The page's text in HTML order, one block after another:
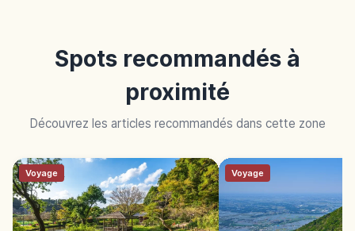
Spots recommandés à
proximité
Découvrez les articles recommandés dans cette zone
Voyage Voyage